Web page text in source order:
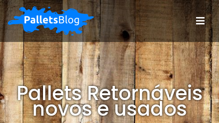
Pallets Retornáveis
novos e usados